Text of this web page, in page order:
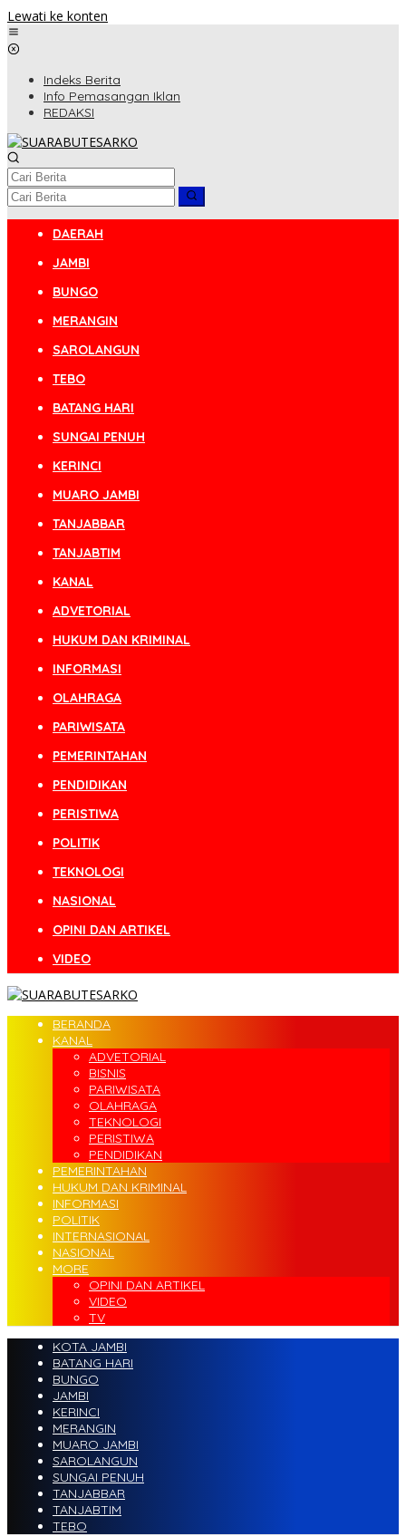
Lewati ke konten
Indeks Berita
Info Pemasangan Iklan
REDAKSI
DAERAH
JAMBI
BUNGO
MERANGIN
SAROLANGUN
TEBO
BATANG HARI
SUNGAI PENUH
KERINCI
MUARO JAMBI
TANJABBAR
TANJABTIM
KANAL
ADVETORIAL
HUKUM DAN KRIMINAL
INFORMASI
OLAHRAGA
PARIWISATA
PEMERINTAHAN
PENDIDIKAN
PERISTIWA
POLITIK
TEKNOLOGI
NASIONAL
OPINI DAN ARTIKEL
VIDEO
BERANDA
KANAL
ADVETORIAL
BISNIS
PARIWISATA
OLAHRAGA
TEKNOLOGI
PERISTIWA
PENDIDIKAN
PEMERINTAHAN
HUKUM DAN KRIMINAL
INFORMASI
POLITIK
INTERNASIONAL
NASIONAL
MORE
OPINI DAN ARTIKEL
VIDEO
TV
KOTA JAMBI
BATANG HARI
BUNGO
JAMBI
KERINCI
MERANGIN
MUARO JAMBI
SAROLANGUN
SUNGAI PENUH
TANJABBAR
TANJABTIM
TEBO